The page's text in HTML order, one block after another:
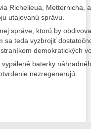
Richelieua, Metternicha,
utajovanú správu.
správe, ktorú by
sa teda vyzbrojiť
demokratických
baterky
nezregenerujú.